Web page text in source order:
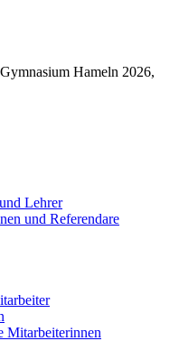
Hameln 2026,
Lehrer
und Referendare
Mitarbeiterinnen